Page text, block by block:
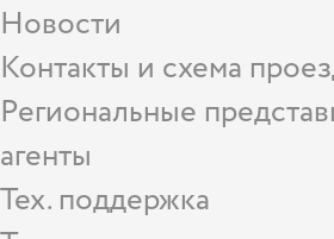
Новости
Контакты и схема
Региональные
агенты
Тех. поддержка